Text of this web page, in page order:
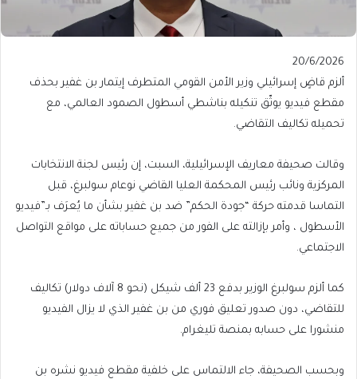
Published
On
20/6/2026
20/6/2026
ألزم قاضٍ إسرائيلي وزير الأمن القومي المتطرف إيتمار بن غفير بحذف
مقطع فيديو يوثّق تنكيله بناشطي أسطول الصمود العالمي، مع
تحميله تكاليف التقاضي.
وقالت صحيفة معاريف الإسرائيلية، السبت، إن رئيس لجنة الانتخابات
المركزية ونائب رئيس المحكمة العليا القاضي نوعام سولبرغ، قبل
التماسا قدمته حركة “جودة الحكم” ضد بن غفير بشأن ما يُعرَف بـ”فيديو
الأسطول ، وأمر بإزالته على الفور من جميع حساباته على مواقع التواصل
الاجتماعي.
كما ألزم سولبرغ الوزير بدفع 23 ألف شيكل (نحو 8 آلاف دولار) تكاليف
للتقاضي، دون صدور تعليق فوري من بن غفير الذي لا يزال الفيديو
منشورا على حسابه بمنصة تليغرام.
وبحسب الصحيفة، جاء الالتماس على خلفية مقطع فيديو نشره بن